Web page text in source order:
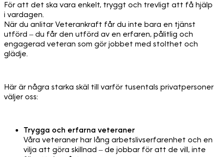
För att det ska vara enkelt, tryggt och trevligt att få hjälp
i vardagen.
När du anlitar Veterankraft får du inte bara en tjänst
utförd – du får den utförd av en erfaren, pålitlig och
engagerad veteran som gör jobbet med stolthet och
glädje.
Här är några starka skäl till varför tusentals privatpersoner
väljer oss:
Trygga och erfarna veteraner
Våra veteraner har lång arbetslivserfarenhet och en
vilja att göra skillnad – de jobbar för att de vill, inte